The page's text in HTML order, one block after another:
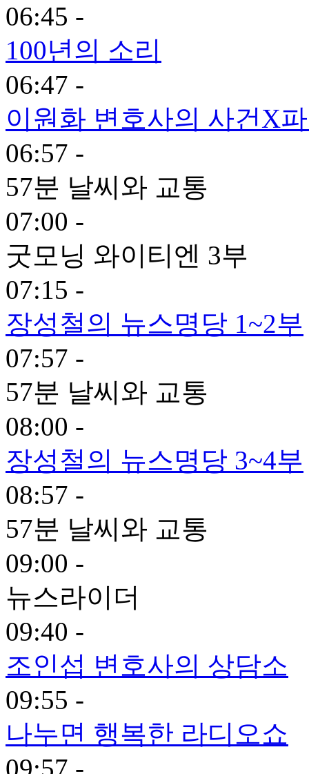
06:45 -
100년의 소리
06:47 -
이원화 변호사의 사건X
06:57 -
57분 날씨와 교통
07:00 -
굿모닝 와이티엔 3부
07:15 -
장성철의 뉴스명당 1~2부
07:57 -
57분 날씨와 교통
08:00 -
장성철의 뉴스명당 3~4부
08:57 -
57분 날씨와 교통
09:00 -
뉴스라이더
09:40 -
조인섭 변호사의 상담소
09:55 -
나누면 행복한 라디오쇼
09:57 -